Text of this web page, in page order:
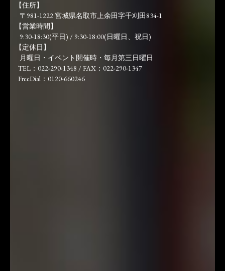
【住所】
〒981-1222 宮城県名取市上余田字千刈田834-1
【営業時間】
9:30-18:30(平日) / 9:30-18:00(日曜日、祝日)
【定休日】
月曜日・イベント開催時・毎月第三日曜日
TEL：022-290-1348 / FAX：022-290-1347
FreeDial：0120-660246